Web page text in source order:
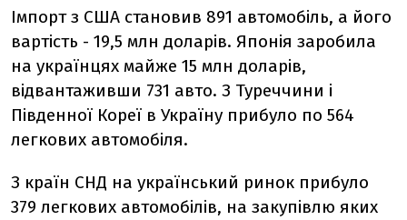
Імпорт з США становив 891 автомобіль, а його
вартість - 19,5 млн доларів. Японія заробила
на українцях майже 15 млн доларів,
відвантаживши 731 авто. З Туреччини і
Південної Кореї в Україну прибуло по 564
легкових автомобіля.
З країн СНД на український ринок прибуло
379 легкових автомобілів, на закупівлю яких